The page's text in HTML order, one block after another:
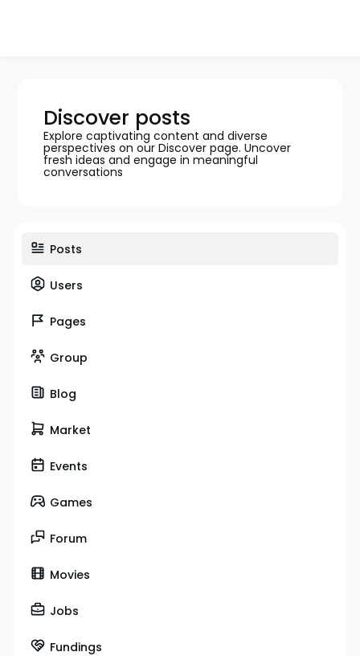
Discover posts
Explore captivating content and diverse
perspectives on our Discover page. Uncover
fresh ideas and engage in meaningful
conversations
Posts
Users
Pages
Group
Blog
Market
Events
Games
Forum
Movies
Jobs
Fundings